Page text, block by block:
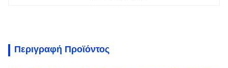
Περιγραφή Προϊόντος